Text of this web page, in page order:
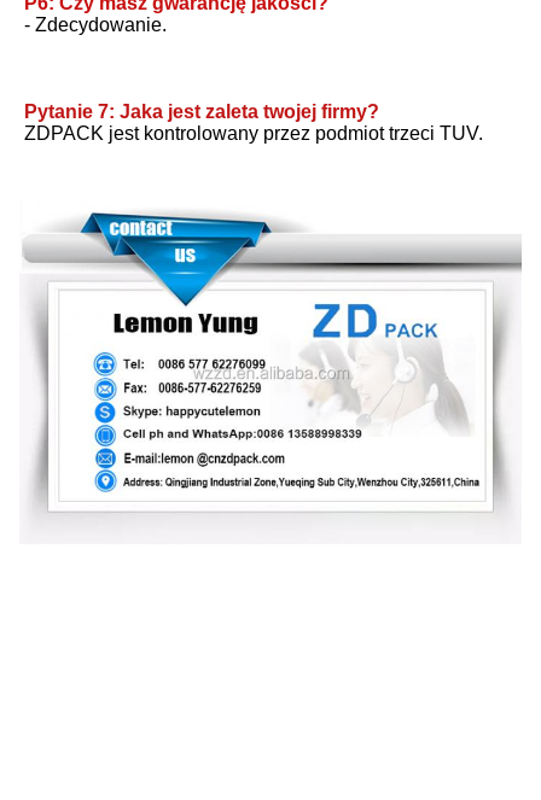
- Zdecydowanie.
Pytanie 7: Jaka jest zaleta twojej firmy?
ZDPACK jest kontrolowany przez podmiot trzeci TUV.